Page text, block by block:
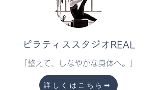
ピラティススタジオREAL
「整えて、しなやかな身体へ。」
詳しくはこちら➡